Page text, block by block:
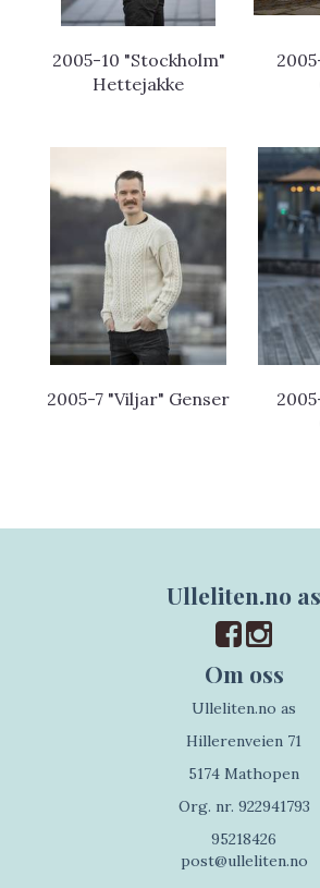
2005-10 "Stockholm"
Hettejakke
2005-7 "Viljar" Genser
Ulleliten.no as
Om oss
Ulleliten.no as
Hillerenveien 71
5174 Mathopen
Org. nr. 922941793
95218426
post@ulleliten.no